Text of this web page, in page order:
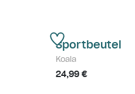
Sportbeutel
Koala
24,99 €